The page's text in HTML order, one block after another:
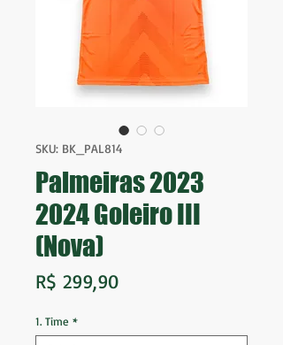
SKU: BK_PAL814
Palmeiras 2023
2024 Goleiro III
(Nova)
R$ 299,90Preço
1. Time *